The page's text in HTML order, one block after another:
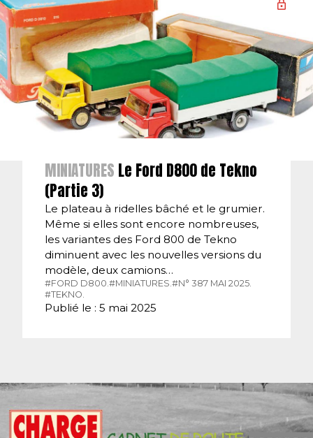
MINIATURES Le Ford D800 de Tekno
(Partie 3)
Le plateau à ridelles bâché et le grumier.
Même si elles sont encore nombreuses,
les variantes des Ford 800 de Tekno
diminuent avec les nouvelles versions du
modèle, deux camions…
#FORD D800.#MINIATURES.#N° 387 MAI 2025.
#TEKNO.
Publié le : 5 mai 2025